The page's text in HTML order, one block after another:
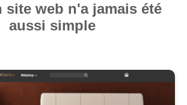
Contact
E-Boutique
site web n'a jamais été
aussi simple